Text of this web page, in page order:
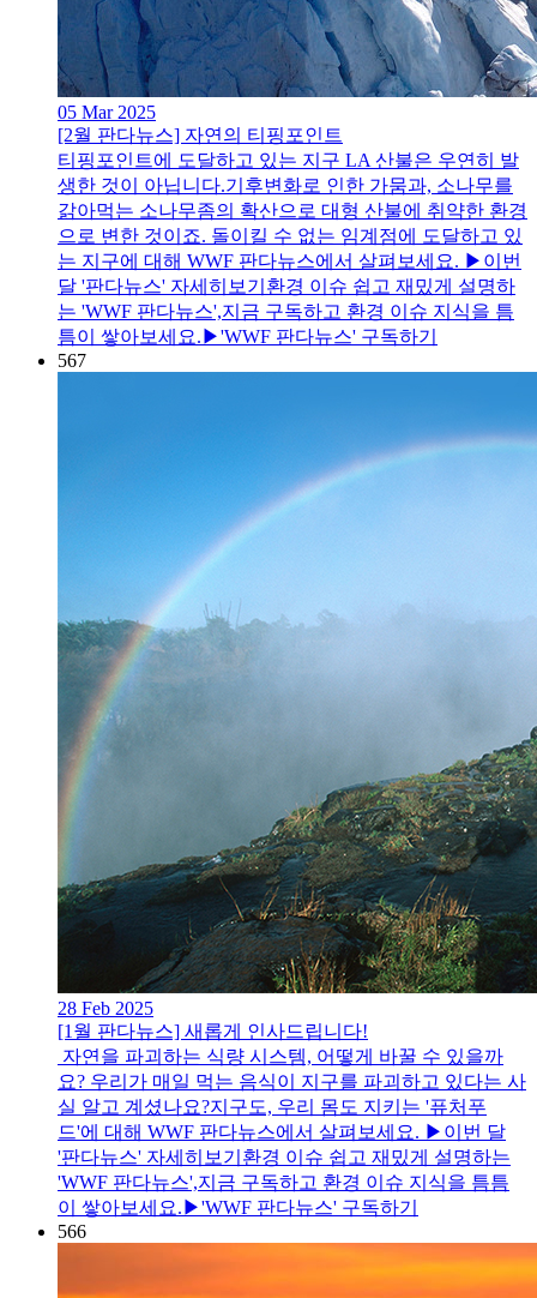
05 Mar 2025
[2월 판다뉴스] 자연의 티핑포인트
티핑포인트에 도달하고 있는 지구 LA 산불은 우연히 발
생한 것이 아닙니다.기후변화로 인한 가뭄과, 소나무를
갉아먹는 소나무좀의 확산으로 대형 산불에 취약한 환경
으로 변한 것이죠. 돌이킬 수 없는 임계점에 도달하고 있
는 지구에 대해 WWF 판다뉴스에서 살펴보세요. ▶이번
달 '판다뉴스' 자세히보기환경 이슈 쉽고 재밌게 설명하
는 'WWF 판다뉴스',지금 구독하고 환경 이슈 지식을 틈
틈이 쌓아보세요.▶'WWF 판다뉴스' 구독하기
567
28 Feb 2025
[1월 판다뉴스] 새롭게 인사드립니다!
자연을 파괴하는 식량 시스템, 어떻게 바꿀 수 있을까
요? 우리가 매일 먹는 음식이 지구를 파괴하고 있다는 사
실 알고 계셨나요?지구도, 우리 몸도 지키는 '퓨처푸
드'에 대해 WWF 판다뉴스에서 살펴보세요. ▶이번 달
'판다뉴스' 자세히보기환경 이슈 쉽고 재밌게 설명하는
'WWF 판다뉴스',지금 구독하고 환경 이슈 지식을 틈틈
이 쌓아보세요.▶'WWF 판다뉴스' 구독하기
566